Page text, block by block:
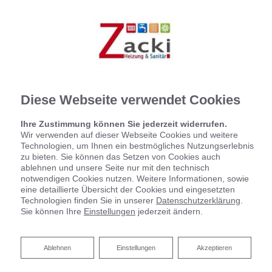
Diese Webseite verwendet Cookies
Ihre Zustimmung können Sie jederzeit widerrufen.
Wir verwenden auf dieser Webseite Cookies und weitere
Technologien, um Ihnen ein bestmögliches Nutzungserlebnis
zu bieten. Sie können das Setzen von Cookies auch
ablehnen und unsere Seite nur mit den technisch
notwendigen Cookies nutzen. Weitere Informationen, sowie
eine detaillierte Übersicht der Cookies und eingesetzten
Technologien finden Sie in unserer Datenschutzerklärung
Sie können Ihre Einstellungen jederzeit ändern.
Akzeptieren
Einstellungen
Ablehnen
Ablehnen